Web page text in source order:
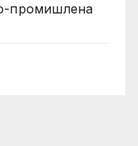
промишлена